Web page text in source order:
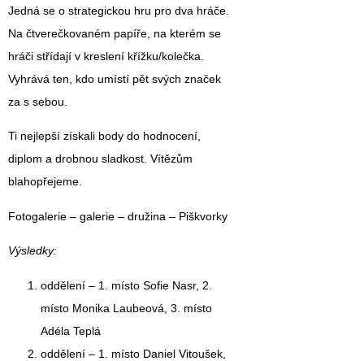
Jedná se o strategickou hru pro dva hráče.
Na čtverečkovaném papíře, na kterém se
hráči střídají v kreslení křížku/kolečka.
Vyhrává ten, kdo umístí pět svých značek
za s sebou.
Ti nejlepší získali body do hodnocení,
diplom a drobnou sladkost. Vítězům
blahopřejeme.
Fotogalerie – galerie – družina – Piškvorky
Výsledky:
oddělení – 1. místo Sofie Nasr, 2.
místo Monika Laubeová, 3. místo
Adéla Teplá
oddělení – 1. místo Daniel Vitoušek,